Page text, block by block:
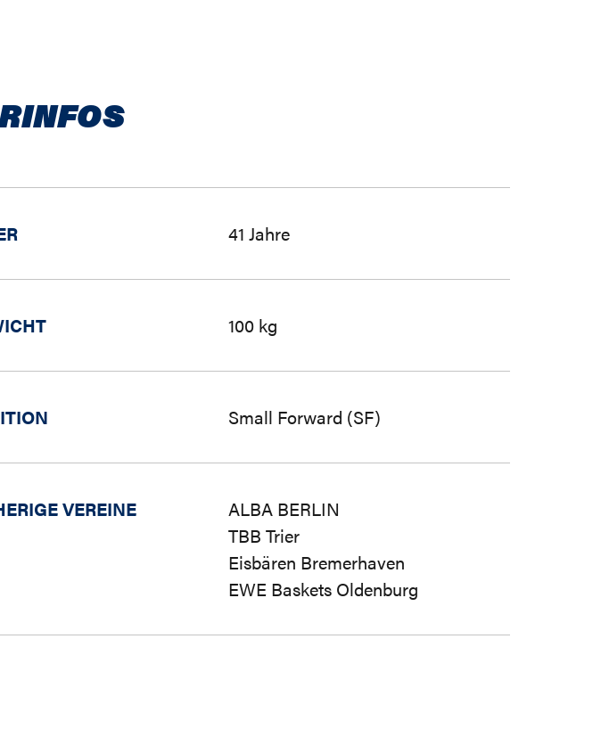
41 Jahre
100 kg
Small Forward (SF)
VEREINE
ALBA BERLIN
TBB Trier
Eisbären Bremerhaven
EWE Baskets Oldenburg